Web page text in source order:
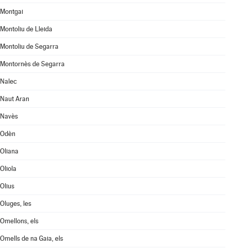
Montgai
Montoliu de Lleida
Montoliu de Segarra
Montornès de Segarra
Nalec
Naut Aran
Navès
Odèn
Oliana
Oliola
Olius
Oluges, les
Omellons, els
Omells de na Gaia, els